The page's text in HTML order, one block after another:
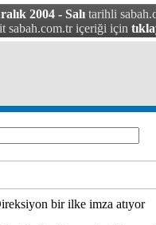
2004 - Salı tarihli
sabah.com.tr içeriği için
bir ilke imza atıyor